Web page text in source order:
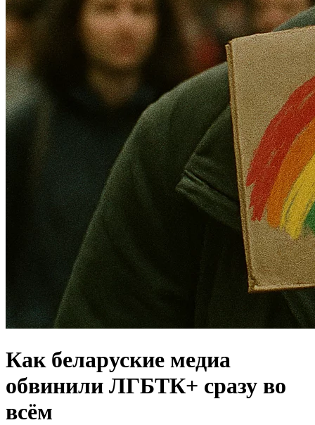
Как беларуские медиа
обвинили ЛГБТК+ сразу во
всём